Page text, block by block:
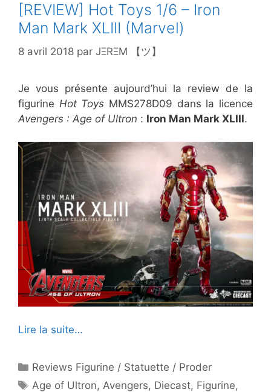
[REVIEW] Hot Toys 1/6 – Iron
Man Mark XLIII (Marvel)
8 avril 2018 par JΞRΞM 【ツ】
Je vous présente aujourd’hui la review de la
figurine Hot Toys MMS278D09 dans la licence
Avengers : Age of Ultron : Iron Man Mark XLIII.
Lire la suite…
Catégories
Reviews Figurine / Statuette / Proder
Étiquettes
Age of Ultron, Avengers, Diecast, Figurine,